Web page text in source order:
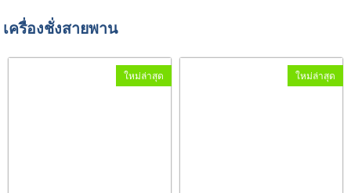
เครื่องชั่งสายพาน
ใหม่ล่าสุด ใหม่ล่าสุด